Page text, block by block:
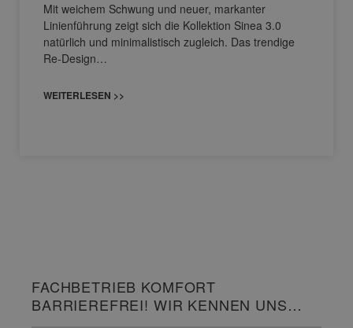
Mit weichem Schwung und neuer, markanter
Linienführung zeigt sich die Kollektion Sinea 3.0
natürlich und minimalistisch zugleich. Das trendige
Re-Design…
WEITERLESEN >>
FACHBETRIEB KOMFORT
BARRIEREFREI! WIR KENNEN UNS